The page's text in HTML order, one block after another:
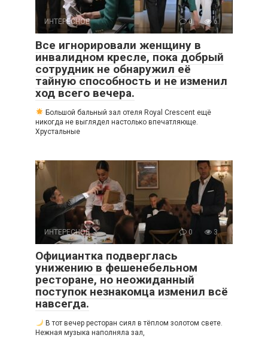
ИНТЕРЕСНОЕ 0 6
Все игнорировали женщину в
инвалидном кресле, пока добрый
сотрудник не обнаружил её
тайную способность и не изменил
ход всего вечера.
Большой бальный зал отеля Royal Crescent ещё
никогда не выглядел настолько впечатляюще.
Хрустальные
ИНТЕРЕСНОЕ 0 3
Официантка подверглась
унижению в фешенебельном
ресторане, но неожиданный
поступок незнакомца изменил всё
навсегда.
В тот вечер ресторан сиял в тёплом золотом свете.
Нежная музыка наполняла зал,